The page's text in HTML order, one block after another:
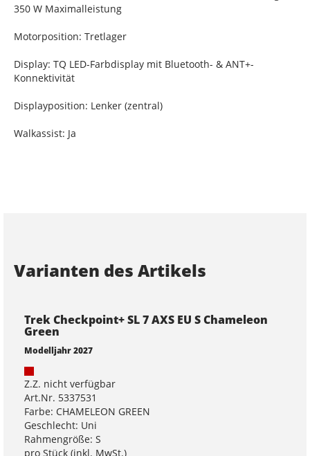
350 W Maximalleistung
Motorposition: Tretlager
Display: TQ LED-Farbdisplay mit Bluetooth- & ANT+-
Konnektivität
Displayposition: Lenker (zentral)
Walkassist: Ja
Varianten des Artikels
Trek Checkpoint+ SL 7 AXS EU S Chameleon
Green
Modelljahr 2027
Z.Z. nicht verfügbar
Art.Nr. 5337531
Farbe: CHAMELEON GREEN
Geschlecht: Uni
Rahmengröße: S
pro Stück (inkl. MwSt.)